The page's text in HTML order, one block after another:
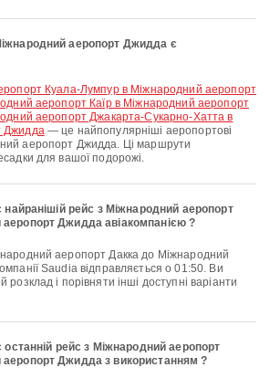
аеропорт Джидда є
аеропорт Каїр в Міжнародний аеропорт
аеропорт Джакарта-Сукарно-Хатта в
Джидда— це найпопулярніші аеропортові
аеропорт Джидда. Ці маршрути
для вашої подорожі.
найранішій рейс з Міжнародний аеропорт
Джидда авіакомпанією ?
Saudia відправляється о 01:50. Ви
і порівняти інші доступні варіанти
останній рейс з Міжнародний аеропорт
Джидда з використанням ?